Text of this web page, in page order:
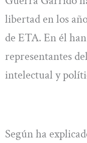
libertad en los
de ETA. En él
representantes
intelectual y
Según ha